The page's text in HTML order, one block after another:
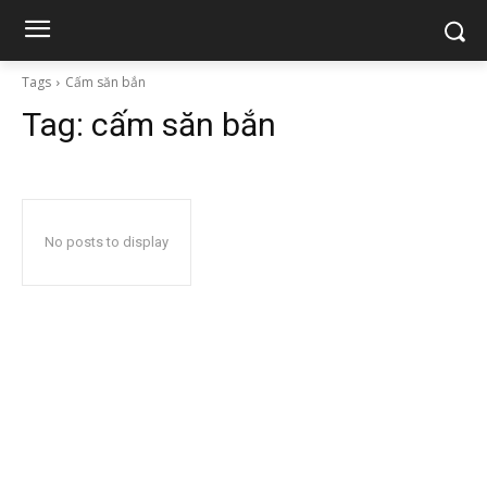
Tags Cấm săn bắn
Tag: cấm săn bắn
No posts to display